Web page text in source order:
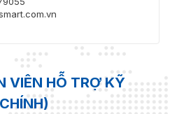
VIÊN HỖ TRỢ KỸ